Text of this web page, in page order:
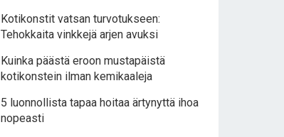
Kotikonstit vatsan turvotukseen:
Tehokkaita vinkkejä arjen avuksi
Kuinka päästä eroon mustapäistä
kotikonstein ilman kemikaaleja
5 luonnollista tapaa hoitaa ärtynyttä ihoa
nopeasti